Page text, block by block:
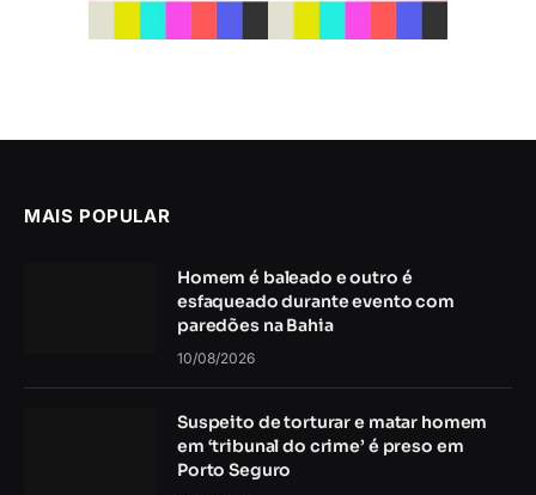
MAIS POPULAR
Homem é baleado e outro é
esfaqueado durante evento com
paredões na Bahia
10/08/2026
Suspeito de torturar e matar homem
em ‘tribunal do crime’ é preso em
Porto Seguro